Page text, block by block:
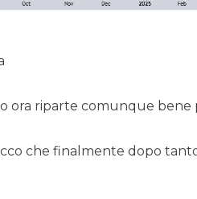
ora riparte comunque
che finalmente dopo